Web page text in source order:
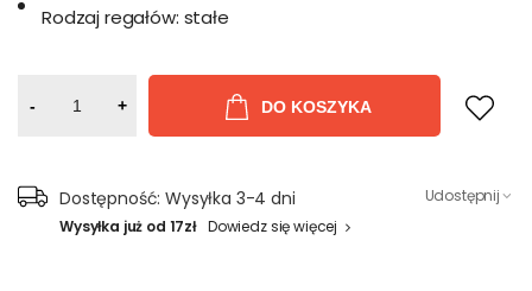
Rodzaj regałów: stałe
- + DO KOSZYKA
Dostępność: Wysyłka 3-4 dni
Wysyłka już od 17zł Dowiedz się więcej
Udostępnij